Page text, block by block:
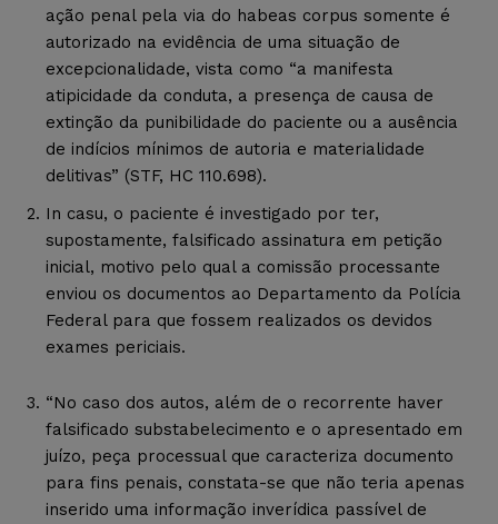
ação penal pela via do habeas corpus somente é
autorizado na evidência de uma situação de
excepcionalidade, vista como “a manifesta
atipicidade da conduta, a presença de causa de
extinção da punibilidade do paciente ou a ausência
de indícios mínimos de autoria e materialidade
delitivas” (STF, HC 110.698).
In casu, o paciente é investigado por ter,
supostamente, falsificado assinatura em petição
inicial, motivo pelo qual a comissão processante
enviou os documentos ao Departamento da Polícia
Federal para que fossem realizados os devidos
exames periciais.
“No caso dos autos, além de o recorrente haver
falsificado substabelecimento e o apresentado em
juízo, peça processual que caracteriza documento
para fins penais, constata-se que não teria apenas
inserido uma informação inverídica passível de